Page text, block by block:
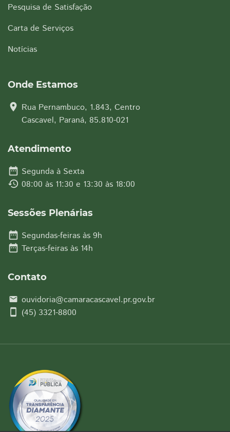
Pesquisa de Satisfação
Carta de Serviços
Notícias
Onde Estamos
location_on Rua Pernambuco, 1.843, Centro
Cascavel, Paraná, 85.810-021
Atendimento
date_range Segunda à Sexta
history 08:00 às 11:30 e 13:30 às 18:00
Sessões Plenárias
date_range Segundas-feiras às 9h
date_range Terças-feiras às 14h
Contato
email ouvidoria@camaracascavel.pr.gov.br
smartphone (45) 3321-8800